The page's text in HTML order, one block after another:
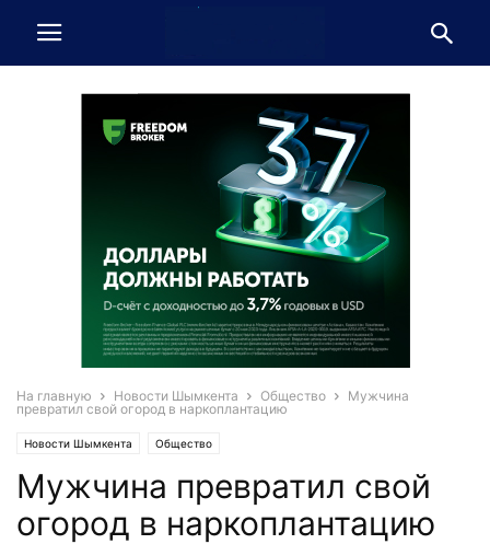
На главную Новости Шымкента Общество
Мужчина
превратил свой огород в наркоплантацию
Новости Шымкента Общество
Мужчина превратил свой
огород в наркоплантацию